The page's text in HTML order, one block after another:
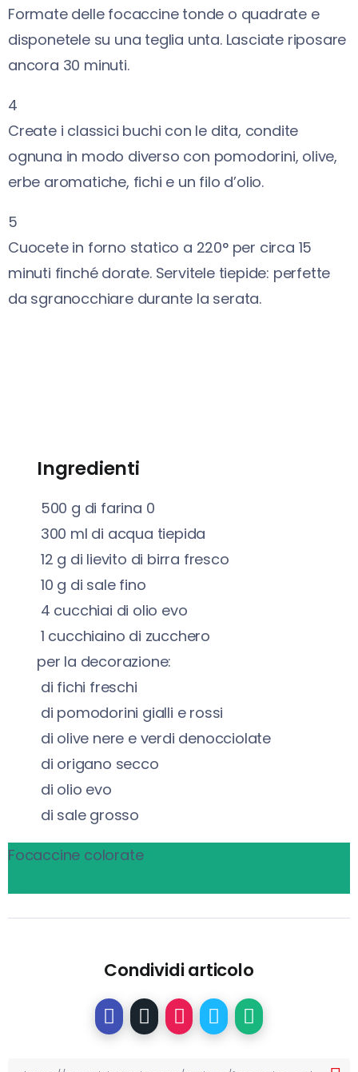
Formate delle focaccine tonde o quadrate e
disponetele su una teglia unta. Lasciate riposare
ancora 30 minuti.
4
Create i classici buchi con le dita, condite
ognuna in modo diverso con pomodorini, olive,
erbe aromatiche, fichi e un filo d’olio.
5
Cuocete in forno statico a 220° per circa 15
minuti finché dorate. Servitele tiepide: perfette
da sgranocchiare durante la serata.
Ingredienti
500 g di farina 0
300 ml di acqua tiepida
12 g di lievito di birra fresco
10 g di sale fino
4 cucchiai di olio evo
1 cucchiaino di zucchero
per la decorazione:
di fichi freschi
di pomodorini gialli e rossi
di olive nere e verdi denocciolate
di origano secco
di olio evo
di sale grosso
Focaccine colorate
Condividi articolo